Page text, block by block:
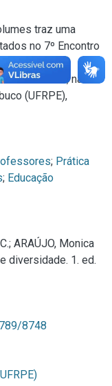
traz uma
no 7º Encontro
(EpePE),
de 2018, na
(UFRPE),
; Prática
; Educação
ARAÚJO, Monica
diversidade. 1. ed.
8748